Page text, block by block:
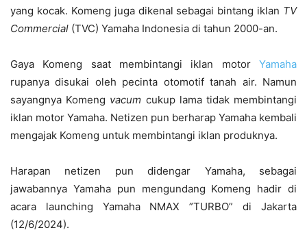
yang kocak. Komeng juga dikenal sebagai bintang iklan TV
Commercial (TVC) Yamaha Indonesia di tahun 2000-an.
Gaya Komeng saat membintangi iklan motor Yamaha
rupanya disukai oleh pecinta otomotif tanah air. Namun
sayangnya Komeng vacum cukup lama tidak membintangi
iklan motor Yamaha. Netizen pun berharap Yamaha kembali
mengajak Komeng untuk membintangi iklan produknya.
Harapan netizen pun didengar Yamaha, sebagai
jawabannya Yamaha pun mengundang Komeng hadir di
acara launching Yamaha NMAX ”TURBO” di Jakarta
(12/6/2024).